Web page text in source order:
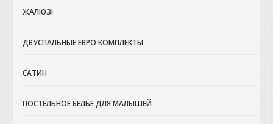
ЖАЛЮЗІ
ДВУСПАЛЬНЫЕ ЕВРО КОМПЛЕКТЫ
САТИН
ПОСТЕЛЬНОЕ БЕЛЬЕ ДЛЯ МАЛЫШЕЙ